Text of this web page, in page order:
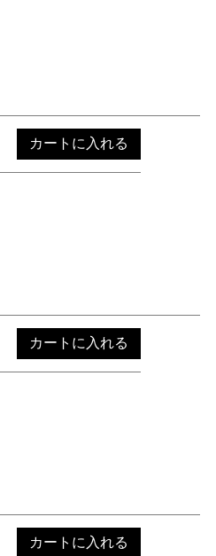
カートに入れる
カートに入れる
カートに入れる